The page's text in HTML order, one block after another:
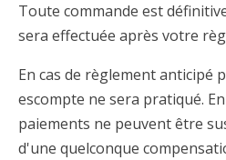
Toute commande est
sera effectuée après votre
En cas de règlement anticipé
escompte ne sera pratiqué.
paiements ne peuvent être
d'une quelconque